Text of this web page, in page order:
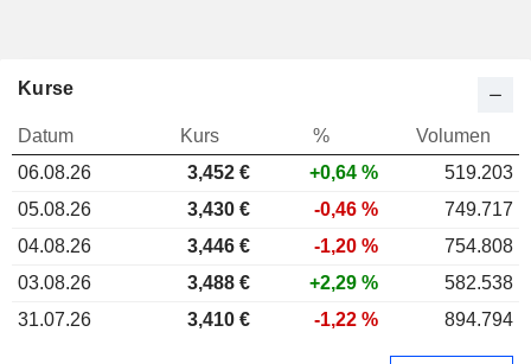
Kurse
Datum Kurs %
Volumen
06.08.26
3,452 € +0,64 %
519.203
05.08.26
3,430 € -0,46 %
749.717
04.08.26
3,446 € -1,20 %
754.808
03.08.26
3,488 € +2,29 %
582.538
31.07.26
3,410 € -1,22 % 894.794